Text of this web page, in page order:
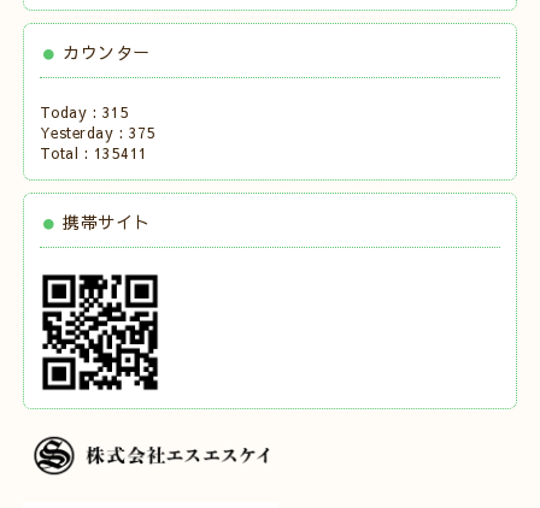
カウンター
Today : 315
Yesterday : 375
Total : 135411
携帯サイト